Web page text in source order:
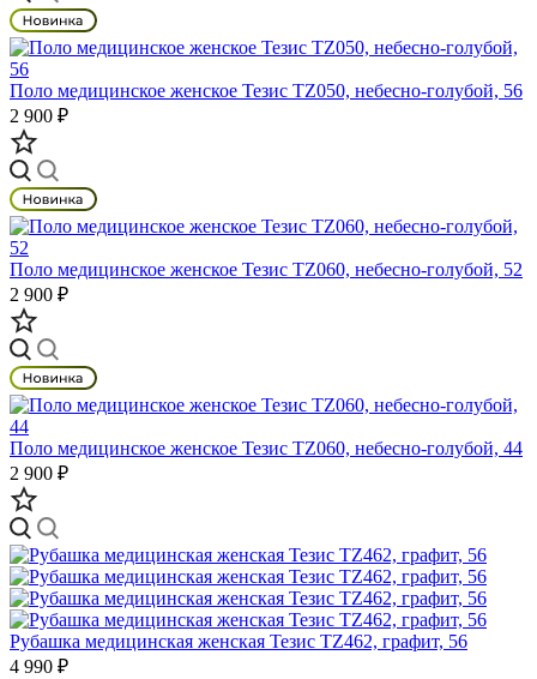
Поло медицинское женское Тезис TZ050, небесно-голубой, 56
2 900 ₽
Поло медицинское женское Тезис TZ060, небесно-голубой, 52
2 900 ₽
Поло медицинское женское Тезис TZ060, небесно-голубой, 44
2 900 ₽
Рубашка медицинская женская Тезис TZ462, графит, 56
4 990 ₽